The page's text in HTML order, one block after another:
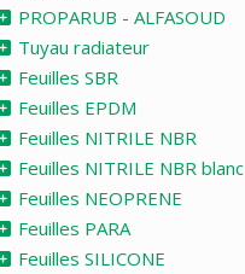
PROPARUB - ALFASOUD
Tuyau radiateur
Feuilles SBR
Feuilles EPDM
Feuilles NITRILE NBR
Feuilles NITRILE NBR blanc
Feuilles NEOPRENE
Feuilles PARA
Feuilles SILICONE